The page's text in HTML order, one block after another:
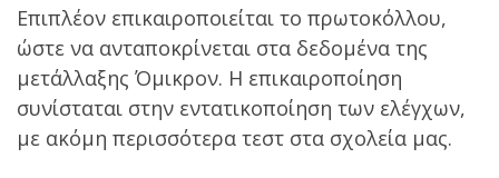
Επιπλέον επικαιροποιείται το πρωτοκόλλου,
ώστε να ανταποκρίνεται στα δεδομένα της
μετάλλαξης Όμικρον. Η επικαιροποίηση
συνίσταται στην εντατικοποίηση των ελέγχων,
με ακόμη περισσότερα τεστ στα σχολεία μας.